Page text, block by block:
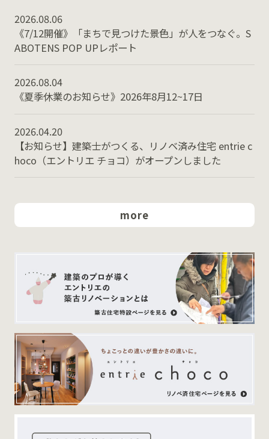
2026.08.06
《7/12開催》「まちで見つけた景色」が人をつなぐ。S
ABOTENS POP UPレポート
2026.08.04
《夏季休業のお知らせ》2026年8月12~17日
2026.04.20
【お知らせ】建築士がつくる、リノベ済み住宅 entrie c
hoco（エントリエ チョコ）がオープンしました
more